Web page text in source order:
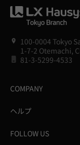
100-0004 Tokyo
1-7-2 Otemachi,
81-3-5299-4533
COMPANY
ヘルプ
FOLLOW US